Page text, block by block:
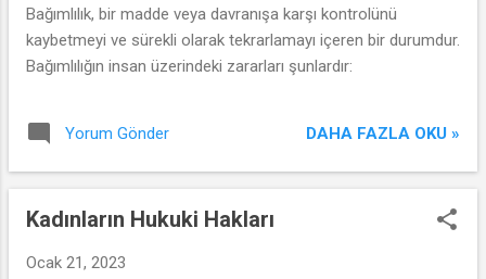
Bağımlılık, bir madde veya davranışa karşı kontrolünü
kaybetmeyi ve sürekli olarak tekrarlamayı içeren bir durumdur.
Bağımlılığın insan üzerindeki zararları şunlardır:
Yorum Gönder DAHA FAZLA OKU »
Kadınların Hukuki Hakları
Ocak 21, 2023